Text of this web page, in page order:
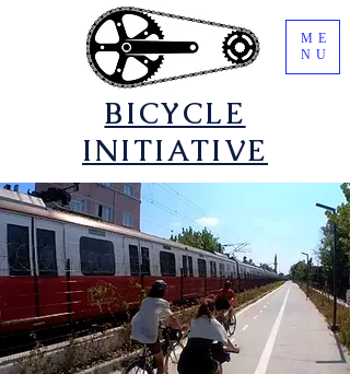
​BICYCLE
INITIATIVE
ME
NU